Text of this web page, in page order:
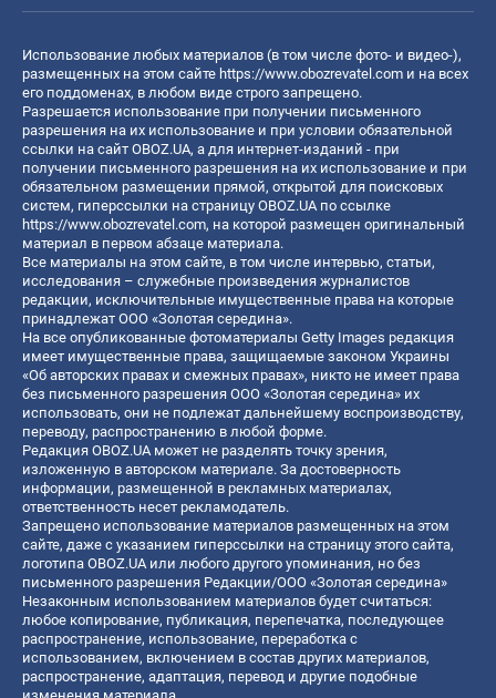
Использование любых материалов (в том числе фото- и видео-),
размещенных на этом сайте https://www.obozrevatel.com и на всех
его поддоменах, в любом виде строго запрещено.
Разрешается использование при получении письменного
разрешения на их использование и при условии обязательной
ссылки на сайт OBOZ.UA, а для интернет-изданий - при
получении письменного разрешения на их использование и при
обязательном размещении прямой, открытой для поисковых
систем, гиперссылки на страницу OBOZ.UA по ссылке
https://www.obozrevatel.com, на которой размещен оригинальный
материал в первом абзаце материала.
Все материалы на этом сайте, в том числе интервью, статьи,
исследования – служебные произведения журналистов
редакции, исключительные имущественные права на которые
принадлежат ООО «Золотая середина».
На все опубликованные фотоматериалы Getty Images редакция
имеет имущественные права, защищаемые законом Украины
«Об авторских правах и смежных правах», никто не имеет права
без письменного разрешения ООО «Золотая середина» их
использовать, они не подлежат дальнейшему воспроизводству,
переводу, распространению в любой форме.
Редакция OBOZ.UA может не разделять точку зрения,
изложенную в авторском материале. За достоверность
информации, размещенной в рекламных материалах,
ответственность несет рекламодатель.
Запрещено использование материалов размещенных на этом
сайте, даже с указанием гиперссылки на страницу этого сайта,
логотипа OBOZ.UA или любого другого упоминания, но без
письменного разрешения Редакции/ООО «Золотая середина»
Незаконным использованием материалов будет считаться:
любое копирование, публикация, перепечатка, последующее
распространение, использование, переработка с
использованием, включением в состав других материалов,
распространение, адаптация, перевод и другие подобные